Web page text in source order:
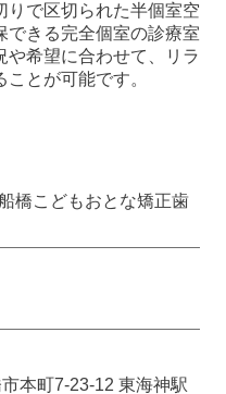
りで区切られた半個室空
できる完全個室の診療室
や希望に合わせて、リラ
とが可能です。
橋こどもおとな矯正歯
本町7-23-12 東海神駅